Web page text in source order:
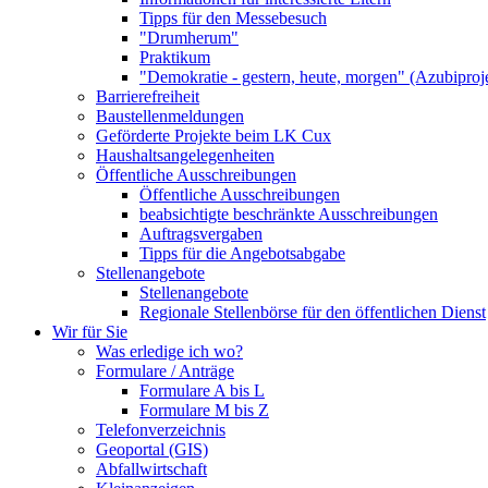
Tipps für den Messebesuch
"Drumherum"
Praktikum
"Demokratie - gestern, heute, morgen"
Barrierefreiheit
Baustellenmeldungen
Geförderte Projekte beim LK Cux
Haushaltsangelegenheiten
Öffentliche Ausschreibungen
Öffentliche Ausschreibungen
beabsichtigte beschränkte Ausschreibungen
Auftragsvergaben
Tipps für die Angebotsabgabe
Stellenangebote
Stellenangebote
Regionale Stellenbörse für den öffentlichen Dienst
Wir für Sie
Was erledige ich wo?
Formulare / Anträge
Formulare A bis L
Formulare M bis Z
Telefonverzeichnis
Geoportal (GIS)
Abfallwirtschaft